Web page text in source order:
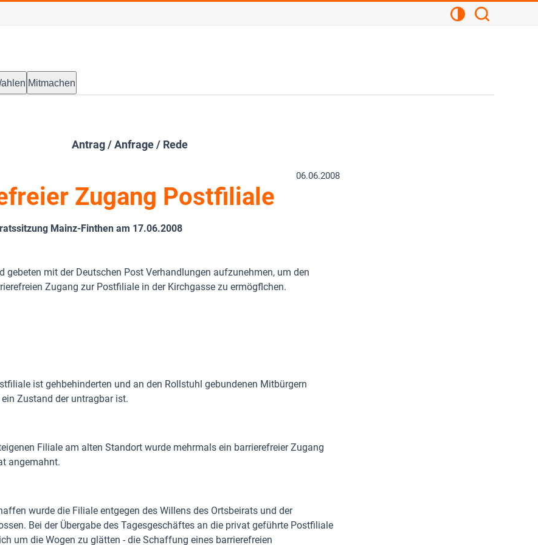
Kontrastansicht
Mitmachen
Antrag / Anfrage / Rede
06.06.2008
Zugang Postfiliale
Mainz-Finthen am 17.06.2008
gebeten mit der Deutschen Post Verhandlungen aufzunehmen, um den
Zugang zur Postfiliale in der Kirchgasse zu ermögflchen.
ist gehbehinderten und an den Rollstuhl gebundenen Mitbürgern
Zustand der untragbar ist.
Filiale am alten Standort wurde mehrmals ein barrierefreier Zugang
angemahnt.
wurde die Filiale entgegen des Willens des Ortsbeirats und der
Bei der Übergabe des Tagesgeschäftes an die privat geführte Postfiliale
um die Wogen zu glätten - die Schaffung eines barrierefreien